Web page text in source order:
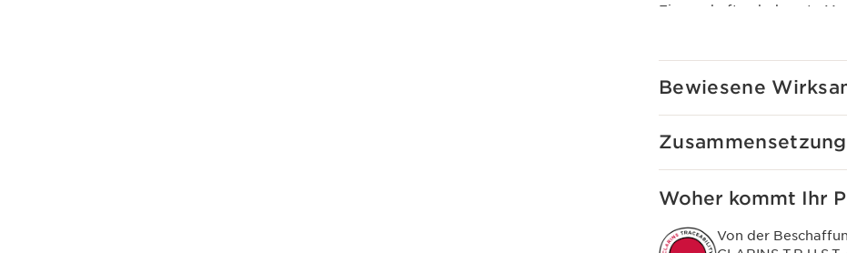
Eigenschaften bekannte
Cremige Textur mit Mikro-
Ausspülen.
Bewiesene
Zusammensetzung
Woher kommt Ihr
Von der